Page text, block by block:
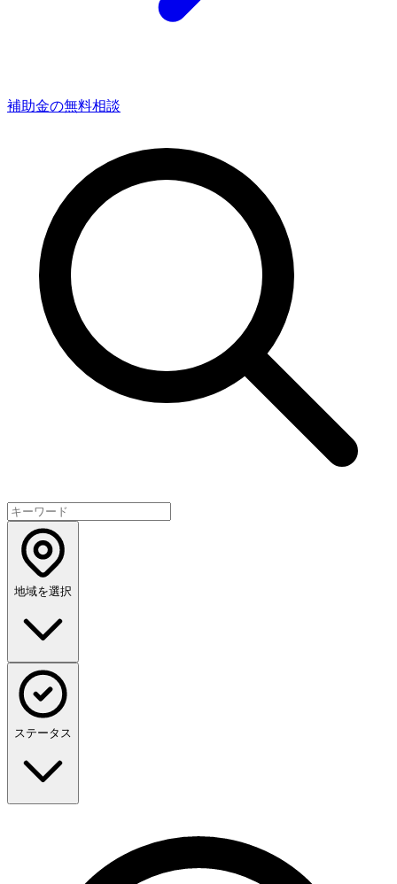
補助金の無料相談
地域を選択
ステータス